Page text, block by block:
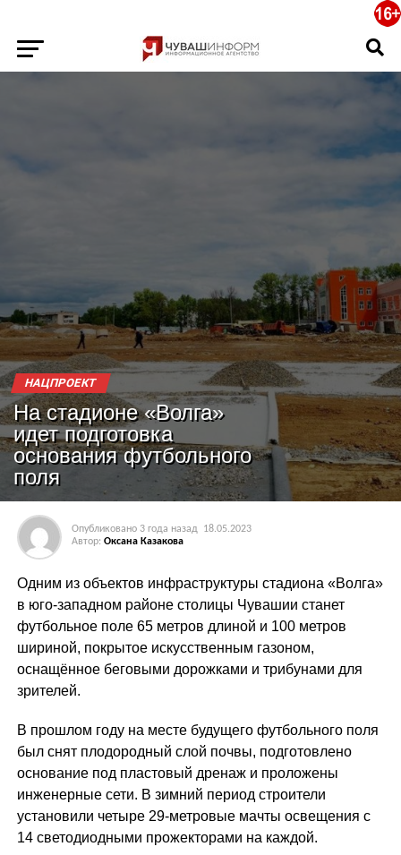
НАЦПРОЕКТ
На стадионе «Волга»
идет подготовка
основания футбольного
поля
Опубликовано 3 года назад
18.05.2023
Автор: Оксана Казакова
Одним из объектов инфраструктуры стадиона «Волга»
в юго-западном районе столицы Чувашии станет
футбольное поле 65 метров длиной и 100 метров
шириной, покрытое искусственным газоном,
оснащённое беговыми дорожками и трибунами для
зрителей.
В прошлом году на месте будущего футбольного поля
был снят плодородный слой почвы, подготовлено
основание под пластовый дренаж и проложены
инженерные сети. В зимний период строители
установили четыре 29-метровые мачты освещения с
14 светодиодными прожекторами на каждой.